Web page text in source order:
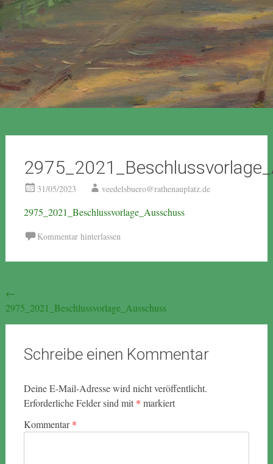
31/05/2023 veedelsbuero@rathenauplatz.de
2975_2021_Beschlussvorlage_Ausschuss
Kommentar hinterlassen
Beitragsnavigation
←
2975_2021_Beschlussvorlage_Ausschuss
Schreibe einen Kommentar
Deine E-Mail-Adresse wird nicht veröffentlicht.
Erforderliche Felder sind mit * markiert
Kommentar*